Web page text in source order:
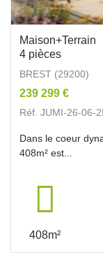
Maison+Terrain
4 pièces
BREST (29200)
239 299 €
Réf. JUMI-26-06-
Dans le coeur
408m² est...
408m²